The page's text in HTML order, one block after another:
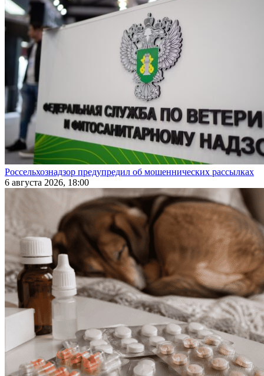
Россельхознадзор предупредил об мошеннических рассылках
6 августа 2026, 18:00